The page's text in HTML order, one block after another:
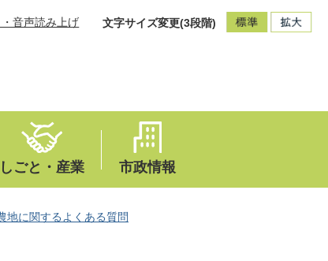
音声読み上げ 文字サイズ変更(3段階)
しごと・産業 市政情報
地に関するよくある質問